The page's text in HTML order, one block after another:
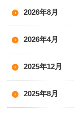
2026年8月
2026年4月
2025年12月
2025年8月